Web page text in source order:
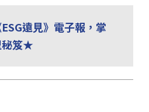
遠見》電子報，掌
秘笈★